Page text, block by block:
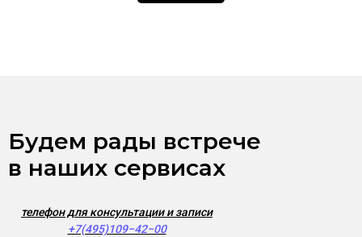
Будем рады встрече
в наших сервисах
телефон для консультации и записи
+7(495)109−42−00